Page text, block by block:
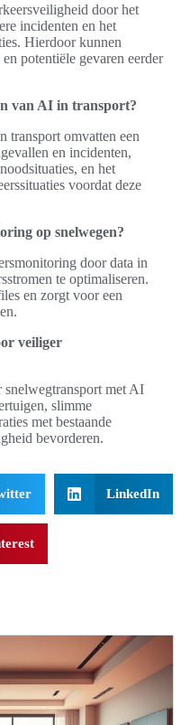
door het
incidenten en het
Hierdoor kunnen
potentiële gevaren eerder
van AI in transport?
transport omvatten een
en incidenten,
en het
voordat deze
op snelwegen?
door data in
te optimaliseren.
en zorgt voor een
veiliger
met AI
slimme
met bestaande
bevorderen.
LinkedIn